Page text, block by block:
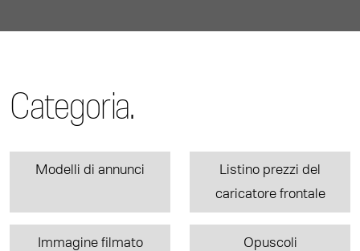
Categoria.
Modelli di annunci
Listino prezzi del
caricatore frontale
Immagine filmato Opuscoli